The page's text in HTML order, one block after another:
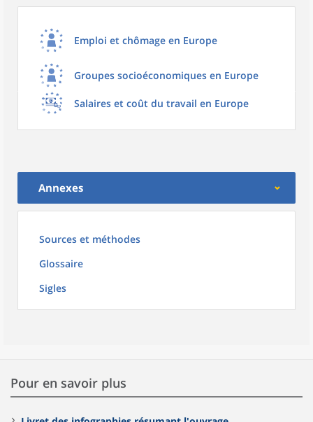
Emploi et chômage en Europe
Groupes socioéconomiques en Europe
Salaires et coût du travail en Europe
Annexes
Sources et méthodes
Glossaire
Sigles
Pour en savoir plus